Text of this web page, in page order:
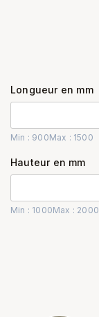
Longueur en mm
Min : 900Max : 1500
Hauteur en mm
Min : 1000Max : 2000